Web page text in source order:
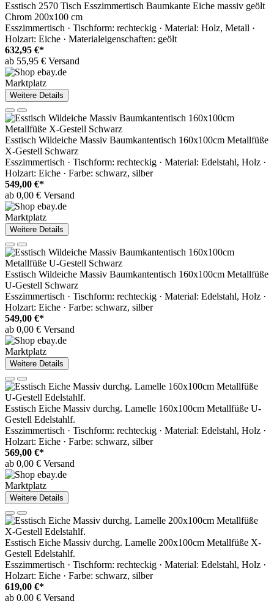
Esstisch 2570 Tisch Esszimmertisch Baumkante Eiche massiv geölt
Chrom 200x100 cm
Esszimmertisch · Tischform: rechteckig · Material: Holz, Metall ·
Holzart: Eiche · Materialeigenschaften: geölt
632,95 €*
ab 55,95 € Versand
Marktplatz
Weitere Details
Esstisch Wildeiche Massiv Baumkantentisch 160x100cm Metallfüße
X-Gestell Schwarz
Esszimmertisch · Tischform: rechteckig · Material: Edelstahl, Holz ·
Holzart: Eiche · Farbe: schwarz, silber
549,00 €*
ab 0,00 € Versand
Marktplatz
Weitere Details
Esstisch Wildeiche Massiv Baumkantentisch 160x100cm Metallfüße
U-Gestell Schwarz
Esszimmertisch · Tischform: rechteckig · Material: Edelstahl, Holz ·
Holzart: Eiche · Farbe: schwarz, silber
549,00 €*
ab 0,00 € Versand
Marktplatz
Weitere Details
Esstisch Eiche Massiv durchg. Lamelle 160x100cm Metallfüße U-
Gestell Edelstahlf.
Esszimmertisch · Tischform: rechteckig · Material: Edelstahl, Holz ·
Holzart: Eiche · Farbe: schwarz, silber
569,00 €*
ab 0,00 € Versand
Marktplatz
Weitere Details
Esstisch Eiche Massiv durchg. Lamelle 200x100cm Metallfüße X-
Gestell Edelstahlf.
Esszimmertisch · Tischform: rechteckig · Material: Edelstahl, Holz ·
Holzart: Eiche · Farbe: schwarz, silber
619,00 €*
ab 0,00 € Versand